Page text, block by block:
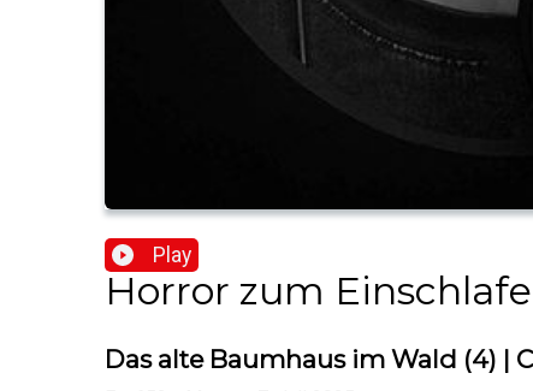
Play
Horror zum
Das alte Baumhaus im Wald (4) |